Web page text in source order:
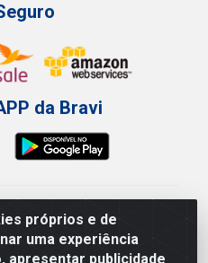
próprios e de
uma experiência
apresentar publicidade
da Bravi
e Descartáveis EIRELI -
0001-06
3125 - Galpão 000A -